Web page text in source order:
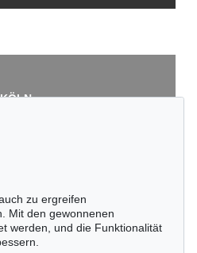
KÖLN
zu ergreifen
Mit den gewonnenen
werden, und die Funktionalität